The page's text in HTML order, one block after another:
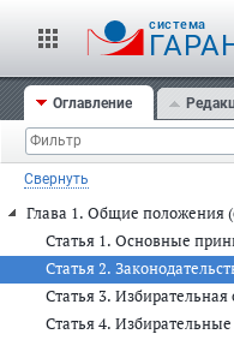
cистема
Оглавление
Свернуть
Глава 1. Общие положения
Статья 1. Основные
Статья 2.
Статья 3.
Статья 4.